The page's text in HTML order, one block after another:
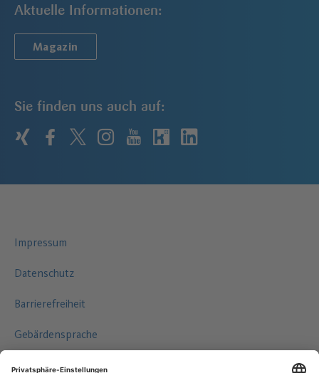
Aktuelle Informationen:
Magazin
Sie finden uns auch auf:
xingfacebook
twitter
instagram
youtube
kununulinkedin
Impressum
Datenschutz
Barrierefreiheit
Gebärdensprache
Leichte Sprache